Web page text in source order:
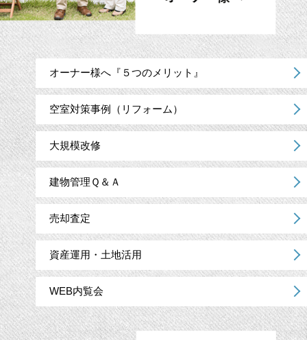
オーナー様へ『５つのメリット』
空室対策事例（リフォーム）
大規模改修
建物管理Ｑ＆Ａ
売却査定
資産運用・土地活用
WEB内覧会